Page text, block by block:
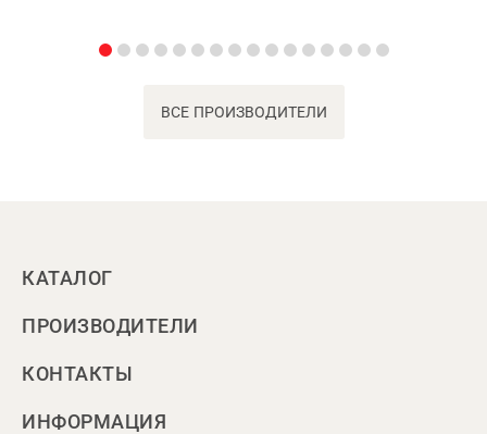
ВСЕ ПРОИЗВОДИТЕЛИ
КАТАЛОГ
ПРОИЗВОДИТЕЛИ
КОНТАКТЫ
ИНФОРМАЦИЯ